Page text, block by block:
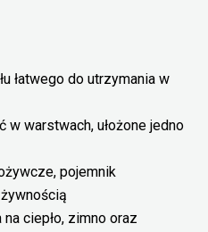
łatwego do utrzymania w
w warstwach, ułożone jedno
pojemnik
na ciepło, zimno oraz